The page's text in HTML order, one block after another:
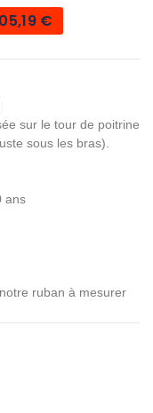
€
sur le tour de poitrine
sous les bras).
ans
ruban à mesurer